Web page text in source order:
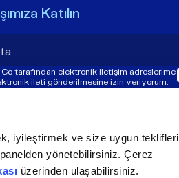
iyileştirmek ve size uygun teklifleri
yönetebilirsiniz. Çerez
üzerinden ulaşabilirsiniz.
Katılın
Co tarafından elektronik iletişim adreslerime
ileti gönderilmesine izin veriyorum.